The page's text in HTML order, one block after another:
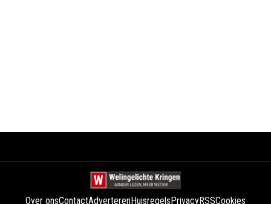
Over onsContactAdverterenHuisregelsPrivacyRSSCookies